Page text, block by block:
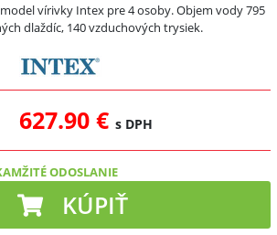
vírivky Intex pre 4 osoby. Objem vody 795
dlaždíc, 140 vzduchových trysiek.
627.90 € s DPH
ODOSLANIE
KÚPIŤ